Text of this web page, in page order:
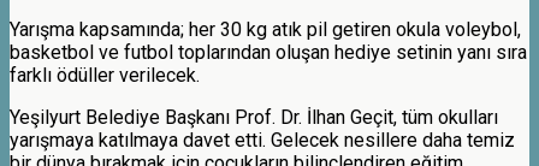
Yarışma kapsamında; her 30 kg atık pil getiren okula voleybol,
basketbol ve futbol toplarından oluşan hediye setinin yanı sıra
farklı ödüller verilecek.
Yeşilyurt Belediye Başkanı Prof. Dr. İlhan Geçit, tüm okulları
yarışmaya katılmaya davet etti. Gelecek nesillere daha temiz